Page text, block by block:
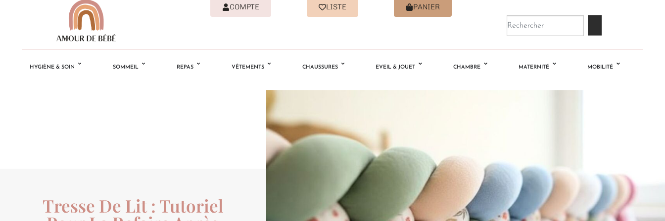
COMPTE LISTE PANIER
HYGIÈNE & SOIN SOMMEIL REPAS VÊTEMENTS CHAUSSURES EVEIL & JOUET CHAMBRE MATERNITÉ MOBILITÉ
Tresse De Lit : Tutoriel